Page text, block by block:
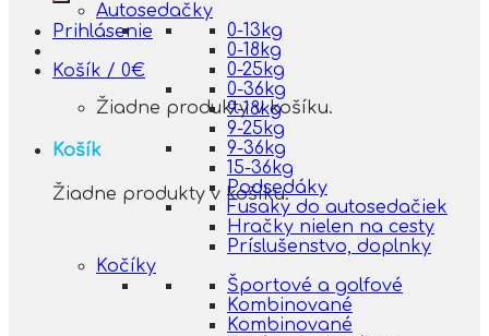
Prihlásenie
Košík / 0€
Žiadne produkty v košíku.
Košík
Žiadne produkty v košíku.
Autosedačky
0-13kg
0-18kg
0-25kg
0-36kg
9-18kg
9-25kg
9-36kg
15-36kg
Podsedáky
Fusaky do autosedačiek
Hračky nielen na cesty
Príslušenstvo, doplnky
Kočíky
Športové a golfové
Kombinované
Kombinované